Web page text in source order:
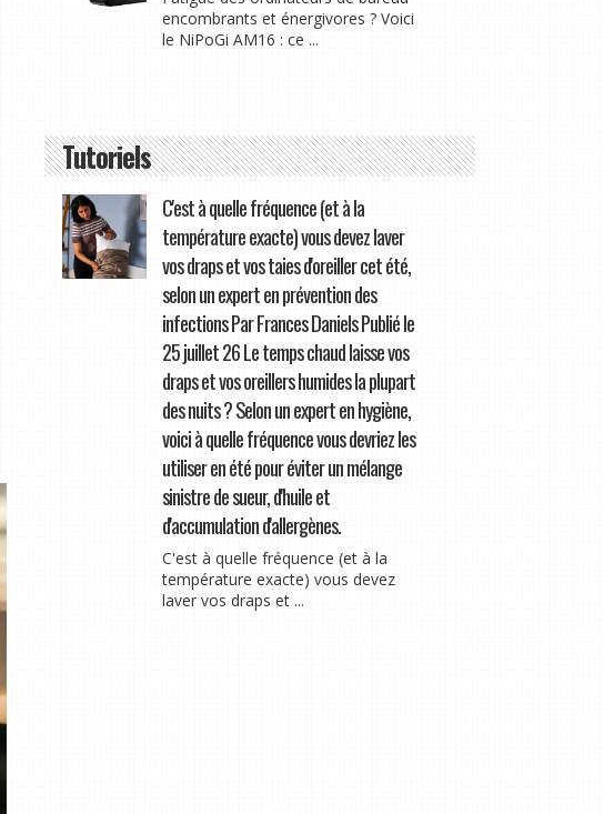
encombrants et énergivores ? Voici
le NiPoGi AM16 : ce ...
Tutoriels
C'est à quelle fréquence (et à la
température exacte) vous devez laver
vos draps et vos taies d'oreiller cet été,
selon un expert en prévention des
infections Par Frances Daniels Publié le
25 juillet 26 Le temps chaud laisse vos
draps et vos oreillers humides la plupart
des nuits ? Selon un expert en hygiène,
voici à quelle fréquence vous devriez les
utiliser en été pour éviter un mélange
sinistre de sueur, d'huile et
d'accumulation d'allergènes.
C'est à quelle fréquence (et à la
température exacte) vous devez
laver vos draps et ...